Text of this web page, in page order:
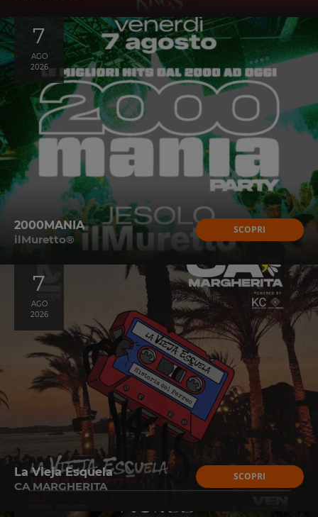
7
AGO
2026
2000MANIA
ilMuretto®
SCOPRI
7
AGO
2026
La Vieja Esquela
CA MARGHERITA
SCOPRI